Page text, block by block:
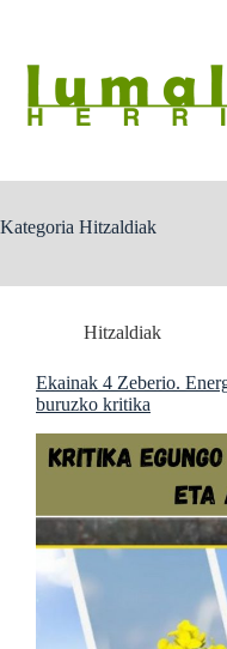
Kategoria Hitzaldiak
Hitzaldiak
Ekainak 4 Zeberio.
buruzko kritika